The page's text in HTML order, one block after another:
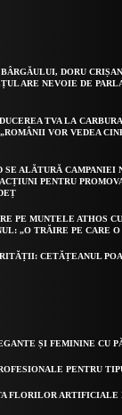
DORU
ARE NEVOIE DE
TVA LA
VOR VEDEA
SE ALĂTURĂ
PENTRU
PE MUNTELE ATHOS
„O TRĂIRE PE CARE
CETĂȚEANUL
ȘI FEMININE CU
PENTRU
FLORILOR ARTIFICIALE